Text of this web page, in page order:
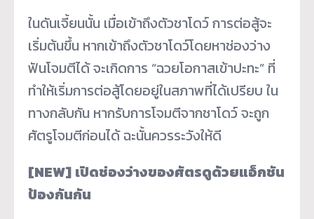
ในดันเจี้ยนนั้น เมื่อเข้าถึงตัวชาโดว์ การต่อสู้จะ
เริ่มต้นขึ้น หากเข้าถึงตัวชาโดว์โดยหาช่องว่าง
ฟันโจมตีได้ จะเกิดการ “ฉวยโอกาสเข้าปะทะ” ที่
ทำให้เริ่มการต่อสู้โดยอยู่ในสภาพที่ได้เปรียบ ใน
ทางกลับกัน หากรับการโจมตีจากชาโดว์ จะถูก
ศัตรูโจมตีก่อนได้ ฉะนั้นควรระวังให้ดี
[NEW] เปิดช่องว่างของศัตรดูด้วยแอ็กชัน
ป้องกันกัน